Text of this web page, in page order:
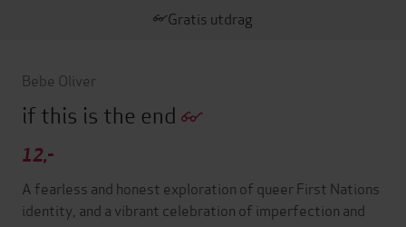
Gratis utdrag
Bebe Oliver
if this is the end
12,-
A fearless and honest exploration of queer First Nations
identity, and a vibrant celebration of imperfection and